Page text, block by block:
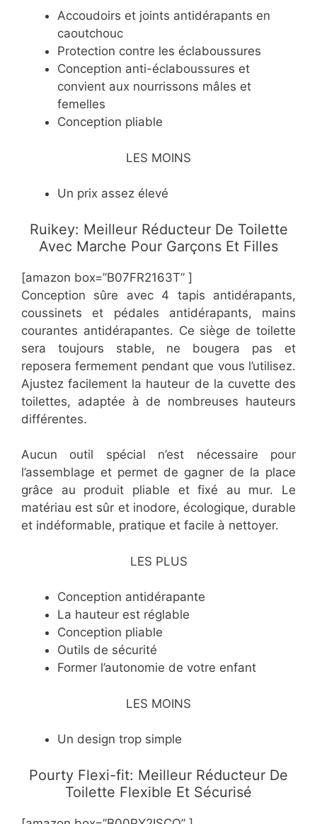
​Accoudoirs et joints antidérapants en
caoutchouc
​Protection contre les éclaboussures
​Conception anti-éclaboussures et
convient aux nourrissons mâles et
femelles
​Conception pliable
LES MOINS
​Un prix assez élevé
​Ruikey: Meilleur Réducteur De Toilette
Avec Marche Pour Garçons Et Filles
[amazon box=”​B07FR2163T” ]
Conception sûre avec 4 tapis antidérapants,
coussinets et pédales antidérapants, mains
courantes antidérapantes. Ce siège de toilette
sera toujours stable, ne bougera pas et
reposera fermement pendant que vous l’utilisez.
Ajustez facilement la hauteur de la cuvette des
toilettes, adaptée à de nombreuses hauteurs
différentes.
Aucun outil spécial n’est nécessaire pour
l’assemblage et permet de gagner de la place
grâce au produit pliable et fixé au mur. Le
matériau est sûr et inodore, écologique, durable
et indéformable, pratique et facile à nettoyer.
LES PLUS
​Conception antidérapante
​La hauteur est réglable
​Conception pliable
​Outils de sécurité
​Former l’autonomie de votre enfant
LES MOINS
​Un design trop simple
Pourty Flexi-fit: Meilleur Réducteur De
Toilette Flexible Et Sécurisé